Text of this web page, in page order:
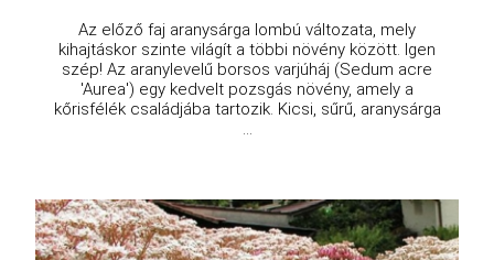
Az előző faj aranysárga lombú változata, mely
kihajtáskor szinte világít a többi növény között. Igen
szép! Az aranylevelű borsos varjúháj (Sedum acre
'Aurea') egy kedvelt pozsgás növény, amely a
kőrisfélék családjába tartozik. Kicsi, sűrű, aranysárga